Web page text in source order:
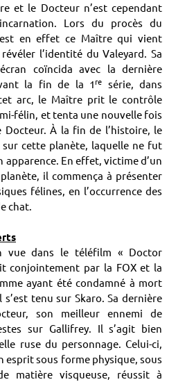
et le Docteur n’est cependant
Lors du procès du
en effet ce Maître qui vient
l’identité du Valeyard. Sa
coïncida avec la dernière
la fin de la 1re série, dans
arc, le Maître prit le contrôle
félin, et tenta une nouvelle fois
Docteur. À la fin de l’histoire, le
cette planète, laquelle ne fut
apparence. En effet, victime d’un
il commença à présenter
félines, en l’occurrence des
chat.
vue dans le téléfilm « Doctor
conjointement par la FOX et la
ayant été condamné à mort
tenu sur Skaro. Sa dernière
son meilleur ennemi de
sur Gallifrey. Il s’agit bien
ruse du personnage. Celui-ci,
esprit sous forme physique, sous
matière visqueuse, réussit à